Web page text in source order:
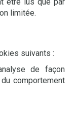
limitée.
suivants :
de façon
comportement